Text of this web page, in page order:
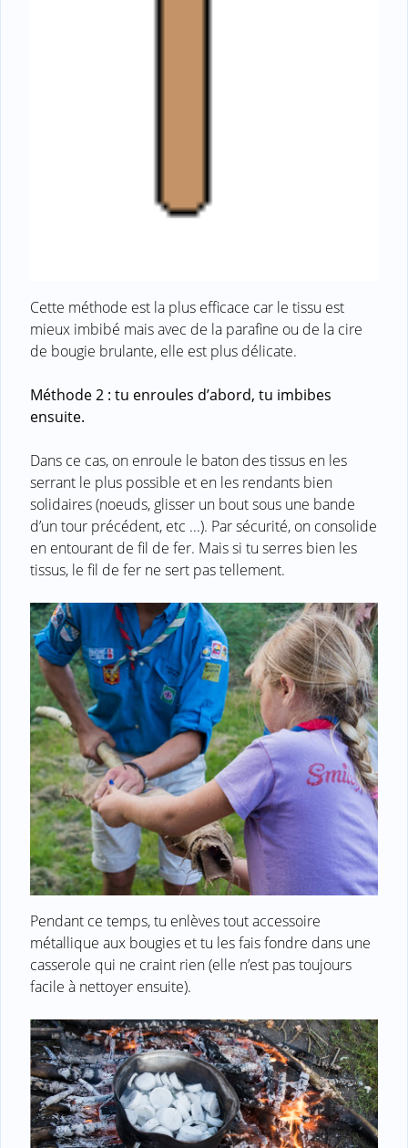
Cette méthode est la plus efficace car le tissu est
mieux imbibé mais avec de la parafine ou de la cire
de bougie brulante, elle est plus délicate.
Méthode 2 : tu enroules d’abord, tu imbibes
ensuite.
Dans ce cas, on enroule le baton des tissus en les
serrant le plus possible et en les rendants bien
solidaires (noeuds, glisser un bout sous une bande
d’un tour précédent, etc ...). Par sécurité, on consolide
en entourant de fil de fer. Mais si tu serres bien les
tissus, le fil de fer ne sert pas tellement.
Pendant ce temps, tu enlèves tout accessoire
métallique aux bougies et tu les fais fondre dans une
casserole qui ne craint rien (elle n’est pas toujours
facile à nettoyer ensuite).